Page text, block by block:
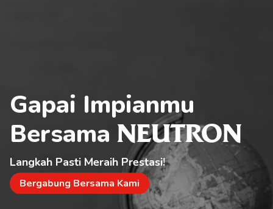
Gapai Impianmu
Bersama NEUTRON
Langkah Pasti Meraih Prestasi!
Bergabung Bersama Kami